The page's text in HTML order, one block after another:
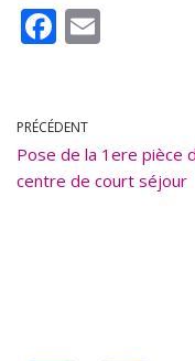
F
b
o
o
PRÉCÉDENT
Pose de la 1ere pièce
centre de court séjour